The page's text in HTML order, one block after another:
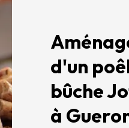
d'un
bûche
à